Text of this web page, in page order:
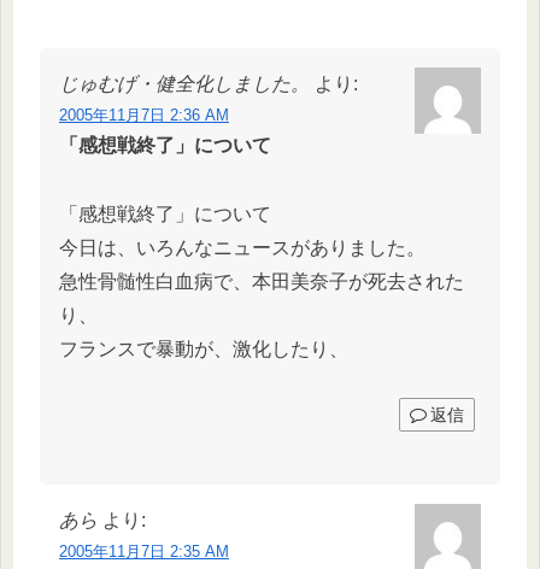
じゅむげ・健全化しました。 より:
2005年11月7日 2:36 AM
「感想戦終了」について
「感想戦終了」について
今日は、いろんなニュースがありました。
急性骨髄性白血病で、本田美奈子が死去された
り、
フランスで暴動が、激化したり、
返信
あら より:
2005年11月7日 2:35 AM